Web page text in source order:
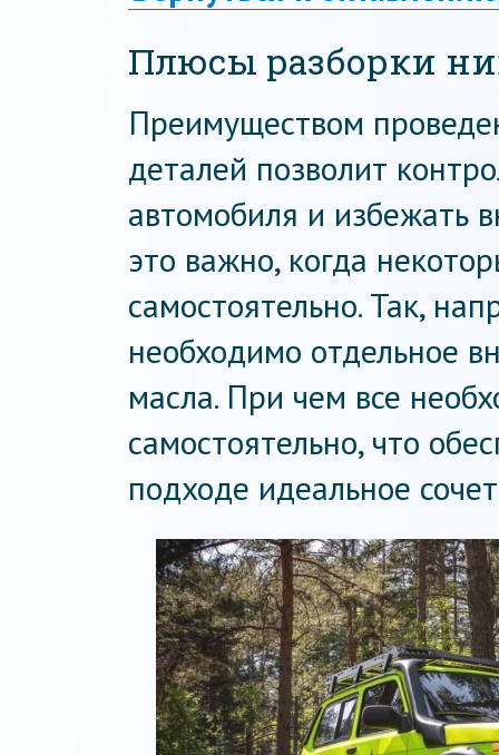
Плюсы разборки
Преимуществом
деталей позволит
автомобиля и избежать
это важно, когда
самостоятельно. Так,
необходимо отдельное
масла. При чем все
самостоятельно, что
подходе идеальное